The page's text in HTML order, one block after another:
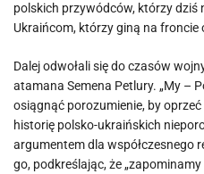
polskich przywódców, którzy dziś
Ukraińcom, którzy giną na froncie
Dalej odwołali się do czasów
atamana Semena Petlury. „My –
osiągnąć porozumienie, by
historię polsko-ukraińskich
argumentem dla współczesnego
go, podkreślając, że „zapominamy